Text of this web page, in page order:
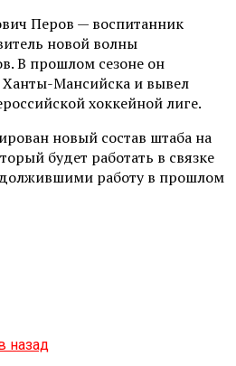
Перов — воспитанник
новой волны
В прошлом сезоне он
Ханты-Мансийска и вывел
хоккейной лиге.
новый состав штаба на
будет работать в связке
работу в прошлом
назад